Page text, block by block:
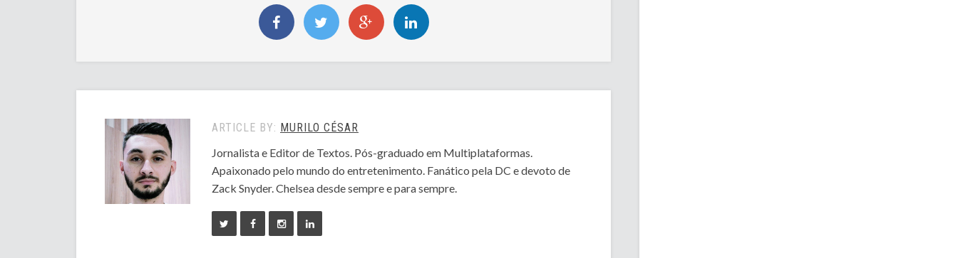
ARTICLE BY: MURILO CÉSAR
Jornalista e Editor de Textos. Pós-graduado em Multiplataformas.
Apaixonado pelo mundo do entretenimento. Fanático pela DC e devoto de
Zack Snyder. Chelsea desde sempre e para sempre.